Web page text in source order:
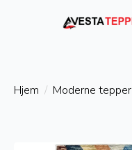
Hjem Moderne tepper